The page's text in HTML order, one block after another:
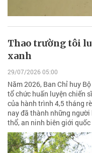
Thao trường tôi
xanh
29/07/2026 05:00
Năm 2026, Ban Chỉ huy
tổ chức huấn luyện chiến
của hành trình 4,5 tháng
nay đã thành những
thổ, an ninh biên giới quốc